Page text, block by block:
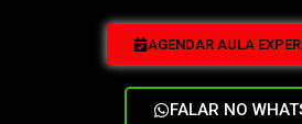
AGENDAR AULA
FALAR NO